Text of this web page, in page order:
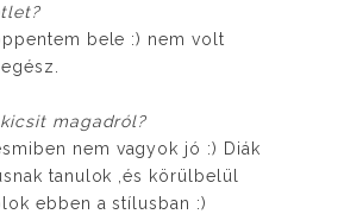
bele :) nem volt
magadról?
nem vagyok jó :) Diák
tanulok ,és körülbelül
ebben a stílusban :)